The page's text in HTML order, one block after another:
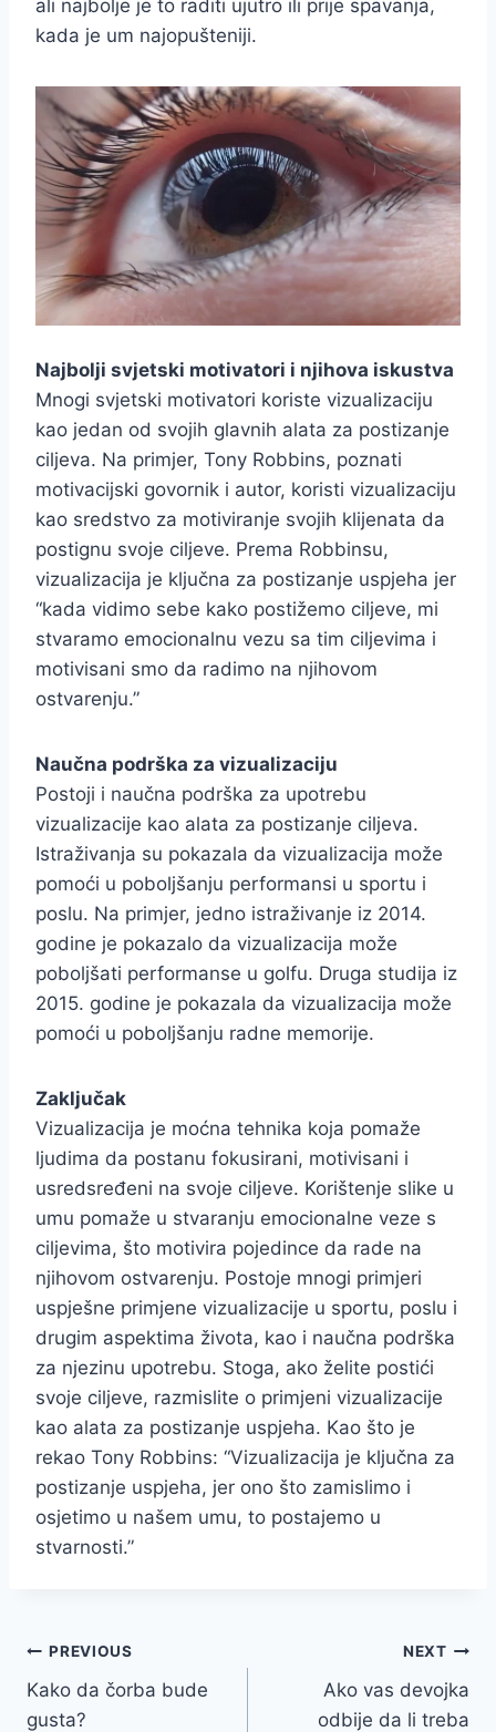
ali najbolje je to raditi ujutro ili prije spavanja,
kada je um najopušteniji.
Najbolji svjetski motivatori i njihova iskustva
Mnogi svjetski motivatori koriste vizualizaciju
kao jedan od svojih glavnih alata za postizanje
ciljeva. Na primjer, Tony Robbins, poznati
motivacijski govornik i autor, koristi vizualizaciju
kao sredstvo za motiviranje svojih klijenata da
postignu svoje ciljeve. Prema Robbinsu,
vizualizacija je ključna za postizanje uspjeha jer
“kada vidimo sebe kako postižemo ciljeve, mi
stvaramo emocionalnu vezu sa tim ciljevima i
motivisani smo da radimo na njihovom
ostvarenju.”
Naučna podrška za vizualizaciju
Postoji i naučna podrška za upotrebu
vizualizacije kao alata za postizanje ciljeva.
Istraživanja su pokazala da vizualizacija može
pomoći u poboljšanju performansi u sportu i
poslu. Na primjer, jedno istraživanje iz 2014.
godine je pokazalo da vizualizacija može
poboljšati performanse u golfu. Druga studija iz
2015. godine je pokazala da vizualizacija može
pomoći u poboljšanju radne memorije.
Zaključak
Vizualizacija je moćna tehnika koja pomaže
ljudima da postanu fokusirani, motivisani i
usredsređeni na svoje ciljeve. Korištenje slike u
umu pomaže u stvaranju emocionalne veze s
ciljevima, što motivira pojedince da rade na
njihovom ostvarenju. Postoje mnogi primjeri
uspješne primjene vizualizacije u sportu, poslu i
drugim aspektima života, kao i naučna podrška
za njezinu upotrebu. Stoga, ako želite postići
svoje ciljeve, razmislite o primjeni vizualizacije
kao alata za postizanje uspjeha. Kao što je
rekao Tony Robbins: “Vizualizacija je ključna za
postizanje uspjeha, jer ono što zamislimo i
osjetimo u našem umu, to postajemo u
stvarnosti.”
Post
navigation
PREVIOUS
Kako da čorba bude
gusta?
NEXT
Ako vas devojka
odbije da li treba